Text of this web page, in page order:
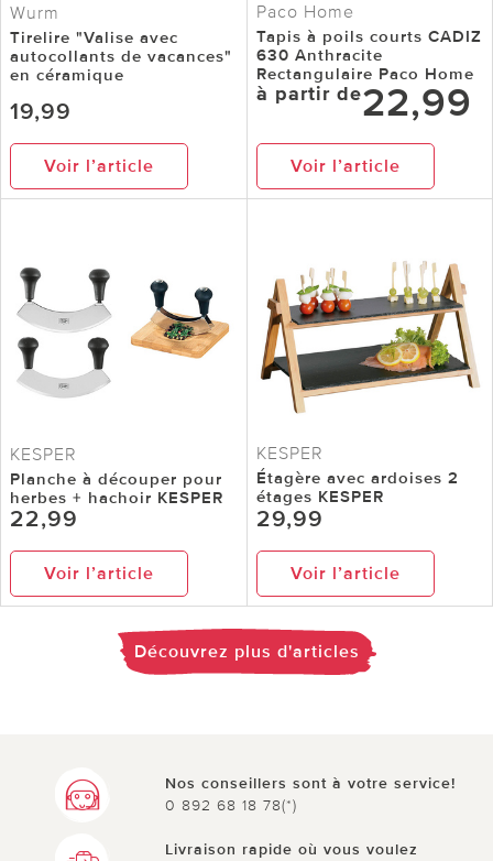
Wurm
Tirelire "Valise avec
autocollants de vacances"
en céramique
19,99
Voir l’article
Paco Home
Tapis à poils courts CADIZ
630 Anthracite
Rectangulaire Paco Home
à partir de22,99
Voir l’article
KESPER
Planche à découper pour
herbes + hachoir KESPER
22,99
Voir l’article
KESPER
Étagère avec ardoises 2
étages KESPER
29,99
Voir l’article
Découvrez plus d'articles
Nos conseillers sont à votre service!
0 892 68 18 78(*)
Livraison rapide où vous voulez